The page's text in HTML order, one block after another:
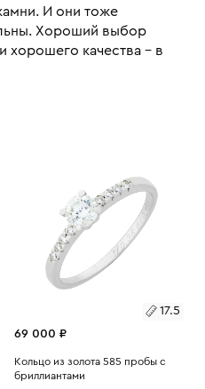
И они тоже
Хороший выбор
хорошего качества – в
17.5
69 000 ₽
Кольцо из золота 585 пробы с
бриллиантами